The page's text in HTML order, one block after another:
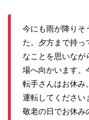
今にも雨が降りそ
た。夕方まで持っ
なことを思いなが
場へ向かいます。
転手さんはお休み
運転してください
敬老の日でお休み